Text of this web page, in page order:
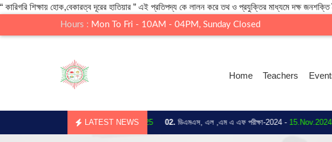
“ কারিগরি শিক্ষায় হোক,বেকারত্ব দূরের হাতিয়ার ” এই প্রতিপদ্য কে লালন করে তথ ও প্রযুক্তির মাধ্যমে দক্ষ জনশক্তি
Hours : Mon To Fri - 10AM - 04PM, Sunday Closed
Home Teachers
LATEST NEWS
17.Jul.2025 02.ডিএমএস, এল ,এম এ এফ পরীক্ষা-2024 -15.Nov.2024 03.2024